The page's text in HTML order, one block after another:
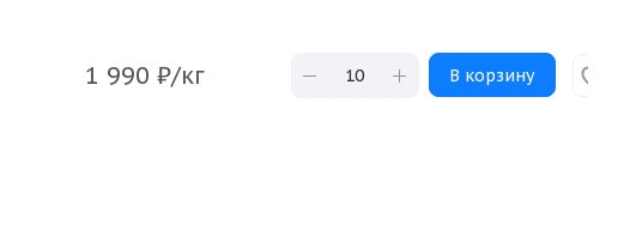
1 990 ₽/кг В корзину